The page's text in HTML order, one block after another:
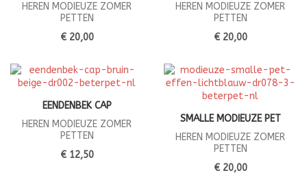
HEREN MODIEUZE ZOMER
PETTEN
€ 20,00
HEREN MODIEUZE ZOMER
PETTEN
€ 20,00
EENDENBEK CAP
HEREN MODIEUZE ZOMER
PETTEN
€ 12,50
SMALLE MODIEUZE PET
HEREN MODIEUZE ZOMER
PETTEN
€ 20,00